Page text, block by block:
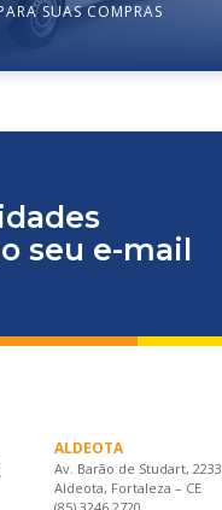
SUAS COMPRAS
seu e-mail
ALDEOTA
Av. Barão de Studart, 2233
Aldeota, Fortaleza – CE
(85) 3246.2720